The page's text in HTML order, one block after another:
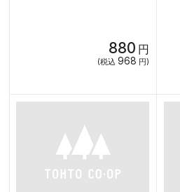
880 円
(税込 968 円)